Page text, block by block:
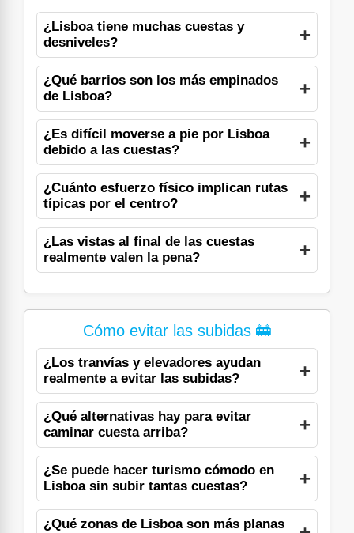
¿Lisboa tiene muchas cuestas y
desniveles?
¿Qué barrios son los más empinados
de Lisboa?
¿Es difícil moverse a pie por Lisboa
debido a las cuestas?
¿Cuánto esfuerzo físico implican rutas
típicas por el centro?
¿Las vistas al final de las cuestas
realmente valen la pena?
Cómo evitar las subidas 🚋
¿Los tranvías y elevadores ayudan
realmente a evitar las subidas?
¿Qué alternativas hay para evitar
caminar cuesta arriba?
¿Se puede hacer turismo cómodo en
Lisboa sin subir tantas cuestas?
¿Qué zonas de Lisboa son más planas